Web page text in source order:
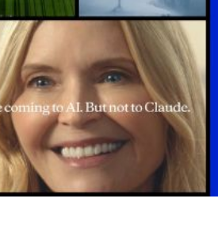
CINEMA
DIGITALE
EDITORIA
ESTERNA
RADIO / AUDIO